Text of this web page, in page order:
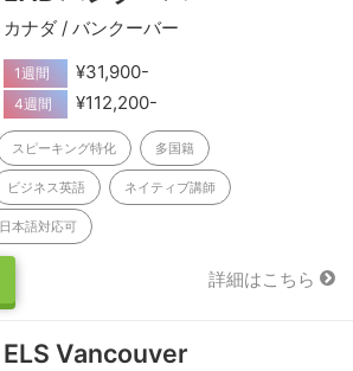
カナダ / バンクーバー
1週間 ¥31,900-
4週間 ¥112,200-
スピーキング特化 多国籍
ビジネス英語 ネイティブ講師
日本語対応可
詳細はこちら
ELS Vancouver